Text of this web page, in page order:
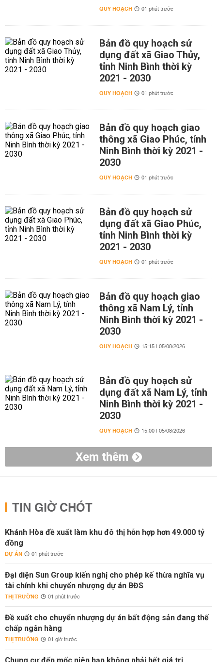
QUY HOẠCH 01 phút trước
Bản đồ quy hoạch sử
dụng đất xã Giao Thủy,
tỉnh Ninh Bình thời kỳ
2021 - 2030
QUY HOẠCH 01 phút trước
Bản đồ quy hoạch giao
thông xã Giao Phúc, tỉnh
Ninh Bình thời kỳ 2021 -
2030
QUY HOẠCH 01 phút trước
Bản đồ quy hoạch sử
dụng đất xã Giao Phúc,
tỉnh Ninh Bình thời kỳ
2021 - 2030
QUY HOẠCH 01 phút trước
Bản đồ quy hoạch giao
thông xã Nam Lý, tỉnh
Ninh Bình thời kỳ 2021 -
2030
QUY HOẠCH 15:15 | 05/08/2026
Bản đồ quy hoạch sử
dụng đất xã Nam Lý, tỉnh
Ninh Bình thời kỳ 2021 -
2030
QUY HOẠCH 15:00 | 05/08/2026
Xem thêm
TIN GIỜ CHÓT
Khánh Hòa đề xuất làm khu đô thị hỗn hợp hơn 49.000 tỷ
đồng
DỰ ÁN 01 phút trước
Đại diện Sun Group kiến nghị cho phép kế thừa nghĩa vụ
tài chính khi chuyển nhượng dự án BĐS
THỊ TRƯỜNG 01 phút trước
Đề xuất cho chuyển nhượng dự án bất động sản đang thế
chấp ngân hàng
THỊ TRƯỜNG 01 giờ trước